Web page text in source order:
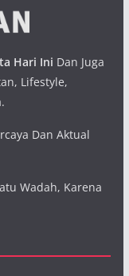
Hari Ini Dan Juga
Lifestyle,
Dan Aktual
Wadah, Karena